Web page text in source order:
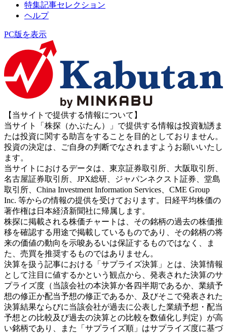
特集記事セレクション
ヘルプ
PC版を表示
【当サイトで提供する情報について】
当サイト「株探（かぶたん）」で提供する情報は投資勧誘ま
たは投資に関する助言をすることを目的としておりません。
投資の決定は、ご自身の判断でなされますようお願いいたし
ます。
当サイトにおけるデータは、東京証券取引所、大阪取引所、
名古屋証券取引所、JPX総研、ジャパンネクスト証券、堂島
取引所、China Investment Information Services、CME Group
Inc. 等からの情報の提供を受けております。日経平均株価の
著作権は日本経済新聞社に帰属します。
株探に掲載される株価チャートは、その銘柄の過去の株価推
移を確認する用途で掲載しているものであり、その銘柄の将
来の価値の動向を示唆あるいは保証するものではなく、ま
た、売買を推奨するものではありません。
決算を扱う記事における「サプライズ決算」とは、決算情報
として注目に値するかという観点から、発表された決算のサ
プライズ度（当該会社の本決算か各四半期であるか、業績予
想の修正か配当予想の修正であるか、及びそこで発表された
決算結果ならびに当該会社が過去に公表した業績予想・配当
予想との比較及び過去の決算との比較を数値化し判定）が高
い銘柄であり、また「サプライズ順」はサプライズ度に基づ